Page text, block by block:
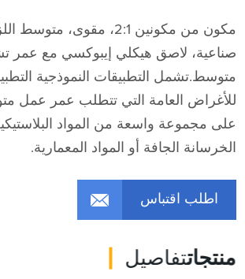
مكون من مكونين 2:1، مقوى،
صناعية، لاصق هيكلي إيبوكسي مع عمر
متوسط.تشمل التطبيقات النموذجية
للأغراض العامة التي تتطلب عمر عمل
على مجموعة واسعة من المواد
الخرسانة الجافة أو المواد المعمارية.
اطلب اقتباس
منتجاتتفاصيل